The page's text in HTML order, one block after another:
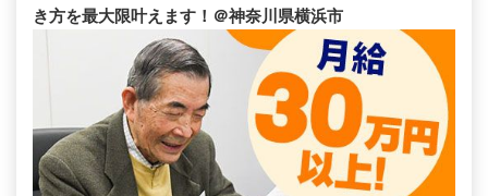
き方を最大限叶えます！＠神奈川県横浜市